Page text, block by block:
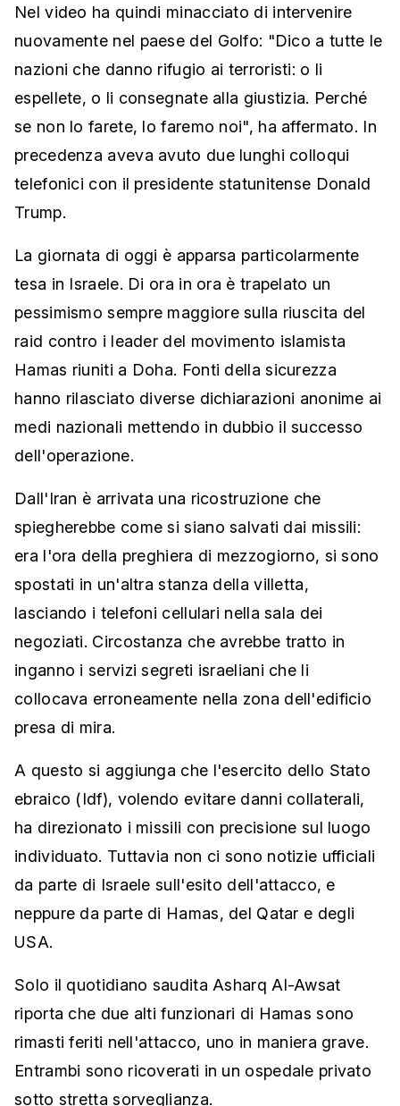
Nel video ha quindi minacciato di intervenire
nuovamente nel paese del Golfo: "Dico a tutte le
nazioni che danno rifugio ai terroristi: o li
espellete, o li consegnate alla giustizia. Perché
se non lo farete, lo faremo noi", ha affermato. In
precedenza aveva avuto due lunghi colloqui
telefonici con il presidente statunitense Donald
Trump.
La giornata di oggi è apparsa particolarmente
tesa in Israele. Di ora in ora è trapelato un
pessimismo sempre maggiore sulla riuscita del
raid contro i leader del movimento islamista
Hamas riuniti a Doha. Fonti della sicurezza
hanno rilasciato diverse dichiarazioni anonime ai
medi nazionali mettendo in dubbio il successo
dell'operazione.
Dall'Iran è arrivata una ricostruzione che
spiegherebbe come si siano salvati dai missili:
era l'ora della preghiera di mezzogiorno, si sono
spostati in un'altra stanza della villetta,
lasciando i telefoni cellulari nella sala dei
negoziati. Circostanza che avrebbe tratto in
inganno i servizi segreti israeliani che li
collocava erroneamente nella zona dell'edificio
presa di mira.
A questo si aggiunga che l'esercito dello Stato
ebraico (Idf), volendo evitare danni collaterali,
ha direzionato i missili con precisione sul luogo
individuato. Tuttavia non ci sono notizie ufficiali
da parte di Israele sull'esito dell'attacco, e
neppure da parte di Hamas, del Qatar e degli
USA.
Solo il quotidiano saudita Asharq Al-Awsat
riporta che due alti funzionari di Hamas sono
rimasti feriti nell'attacco, uno in maniera grave.
Entrambi sono ricoverati in un ospedale privato
sotto stretta sorveglianza.